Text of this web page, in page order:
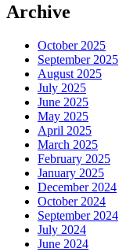
Archive
October 2025
September 2025
August 2025
July 2025
June 2025
May 2025
April 2025
March 2025
February 2025
January 2025
December 2024
October 2024
September 2024
July 2024
June 2024